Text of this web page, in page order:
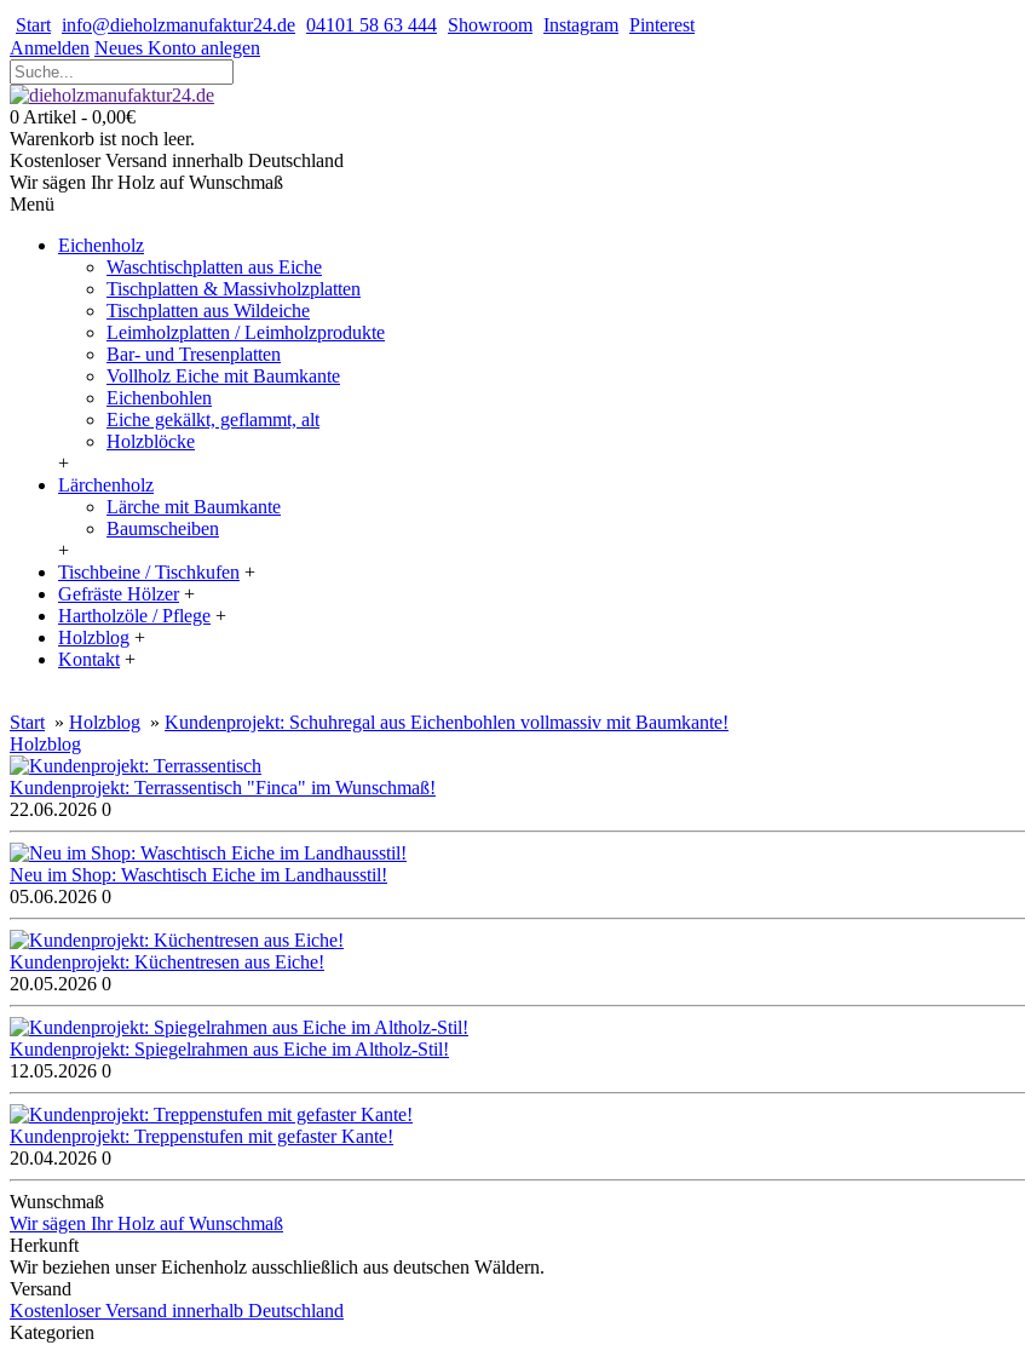
Start info@dieholzmanufaktur24.de 04101 58 63 444 Showroom Instagram Pinterest
Anmelden Neues Konto anlegen
0 Artikel - 0,00€
Warenkorb ist noch leer.
Kostenloser Versand innerhalb Deutschland
Wir sägen Ihr Holz auf Wunschmaß
Menü
Eichenholz
Waschtischplatten aus Eiche
Tischplatten & Massivholzplatten
Tischplatten aus Wildeiche
Leimholzplatten / Leimholzprodukte
Bar- und Tresenplatten
Vollholz Eiche mit Baumkante
Eichenbohlen
Eiche gekälkt, geflammt, alt
Holzblöcke
+
Lärchenholz
Lärche mit Baumkante
Baumscheiben
+
Tischbeine / Tischkufen +
Gefräste Hölzer +
Hartholzöle / Pflege +
Holzblog +
Kontakt +
Start » Holzblog » Kundenprojekt: Schuhregal aus Eichenbohlen vollmassiv mit Baumkante!
Holzblog
Kundenprojekt: Terrassentisch "Finca" im Wunschmaß!
22.06.2026 0
Neu im Shop: Waschtisch Eiche im Landhausstil!
05.06.2026 0
Kundenprojekt: Küchentresen aus Eiche!
20.05.2026 0
Kundenprojekt: Spiegelrahmen aus Eiche im Altholz-Stil!
12.05.2026 0
Kundenprojekt: Treppenstufen mit gefaster Kante!
20.04.2026 0
Wunschmaß
Wir sägen Ihr Holz auf Wunschmaß
Herkunft
Wir beziehen unser Eichenholz ausschließlich aus deutschen Wäldern.
Versand
Kostenloser Versand innerhalb Deutschland
Kategorien